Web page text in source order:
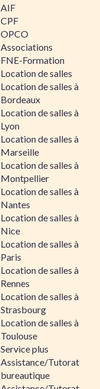
AIF
CPF
OPCO
Associations
FNE-Formation
Location de salles
Location de salles à
Bordeaux
Location de salles à
Lyon
Location de salles à
Marseille
Location de salles à
Montpellier
Location de salles à
Nantes
Location de salles à
Nice
Location de salles à
Paris
Location de salles à
Rennes
Location de salles à
Strasbourg
Location de salles à
Toulouse
Service plus
Assistance/Tutorat
bureautique